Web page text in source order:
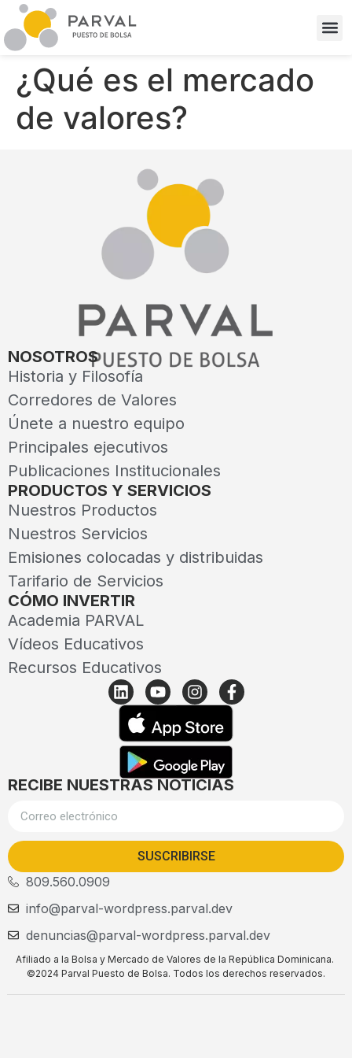
¿Qué es el mercado
de valores?
NOSOTROS
Historia y Filosofía
Corredores de Valores
Únete a nuestro equipo
Principales ejecutivos
Publicaciones Institucionales
PRODUCTOS Y SERVICIOS
Nuestros Productos
Nuestros Servicios
Emisiones colocadas y distribuidas
Tarifario de Servicios
CÓMO INVERTIR
Academia PARVAL
Vídeos Educativos
Recursos Educativos
RECIBE NUESTRAS NOTICIAS
SUSCRIBIRSE
809.560.0909
info@parval-wordpress.parval.dev
denuncias@parval-wordpress.parval.dev
Afiliado a la Bolsa y Mercado de Valores de la República Dominicana.
©2024 Parval Puesto de Bolsa. Todos los derechos reservados.